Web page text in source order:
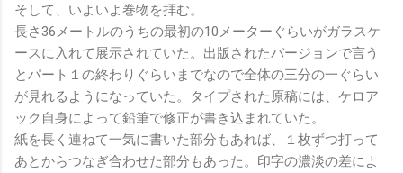
そして、いよいよ巻物を拝む。
長さ36メートルのうちの最初の10メーターぐらいがガラスケ
ースに入れて展示されていた。出版されたバージョンで言う
とパート１の終わりぐらいまでなので全体の三分の一ぐらい
が見れるようになっていた。タイプされた原稿には、ケロア
ック自身によって鉛筆で修正が書き込まれていた。
紙を長く連ねて一気に書いた部分もあれば、１枚ずつ打って
あとからつなぎ合わせた部分もあった。印字の濃淡の差によ